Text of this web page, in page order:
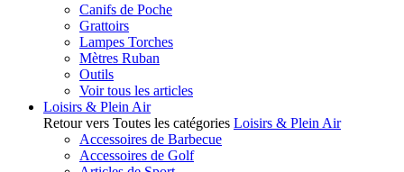
Canifs de Poche
Grattoirs
Lampes Torches
Mètres Ruban
Outils
Voir tous les articles
Loisirs & Plein Air
Retour vers Toutes les catégories Loisirs & Plein Air
Accessoires de Barbecue
Accessoires de Golf